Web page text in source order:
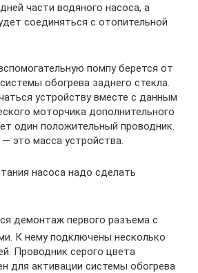
части водяного насоса, а
соединяться с отопительной
помпу берется от
обогрева заднего стекла.
устройству вместе с данным
моторчика дополнительного
один положительный проводник.
это масса устройства.
насоса надо сделать
демонтаж первого разъема с
К нему подключены несколько
Проводник серого цвета
для активации системы обогрева